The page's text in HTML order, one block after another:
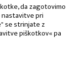
da zagotovimo
nastavitve pri
se strinjate z
piškotkov« pa